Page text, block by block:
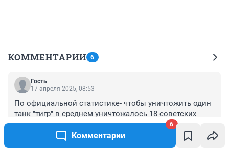
Комментарии
6
КОММЕНТАРИИ 6
Гость
17 апреля 2025, 08:53
По официальной статистике- чтобы уничтожить один
танк "тигр" в среднем уничтожалось 18 советских
танков т-34. Это про Т34 -85. Выпускался с января
1944. Взяли массовостью. По статистике экипаж
немецкого танка и сам танк выдерживал от 10 до 14
+0